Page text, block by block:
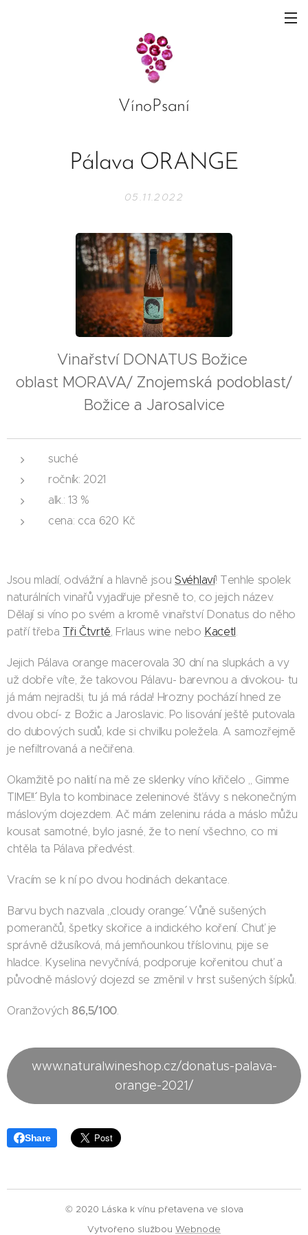
VínoPsaní
Pálava ORANGE
05.11.2022
Vinařství DONATUS Božice
oblast MORAVA/ Znojemská podoblast/
Božice a Jarosalvice
suché
ročník: 2021
alk.: 13 %
cena: cca 620 Kč
Jsou mladí, odvážní a hlavně jsouSvéhlaví! Tenhle spolek
naturálních vinařů vyjadřuje přesně to, co jejich název.
Dělají si víno po svém a kromě vinařství Donatus do něho
patří třeba Tři Čtvrtě, Frlaus wine nebo Kacetl.
Jejich Pálava orange macerovala 30 dní na slupkách a vy
už dobře víte, že takovou Pálavu- barevnou a divokou- tu
já mám nejradši, tu já má ráda! Hrozny pochází hned ze
dvou obcí- z Božic a Jaroslavic. Po lisování ještě putovala
do dubových sudů, kde si chvilku poležela. A samozřejmě
je nefiltrovaná a nečiřena.
Okamžitě po nalití na mě ze sklenky víno křičelo ,, Gimme
TIME!!´´. Byla to kombinace zeleninové šťávy s nekonečným
máslovým dojezdem. Ač mám zeleninu ráda a máslo můžu
kousat samotné, bylo jasné, že to není všechno, co mi
chtěla ta Pálava předvést.
Vracím se k ní po dvou hodinách dekantace.
Barvu bych nazvala ,,cloudy orange´´. Vůně sušených
pomerančů, špetky skořice a indického koření. Chuť je
správně džusíková, má jemňounkou tříslovinu, pije se
hladce. Kyselina nevyčnívá, podporuje kořenitou chuť a
původně máslový dojezd se změnil v hrst sušených šípků.
Oranžových 86,5/100.
www.naturalwineshop.cz/donatus-palava-
orange-2021/
Share
© 2020 Láska k vínu přetavena ve slova
Vytvořeno službou Webnode